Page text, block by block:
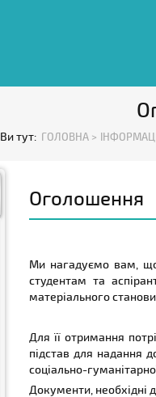
Ви тут: ГОЛОВНА >
Оголошення
Ми нагадуємо вам, що
студентам та
матеріального
Для її отримання
підстав для надання
соціально-
Документи, необхідні